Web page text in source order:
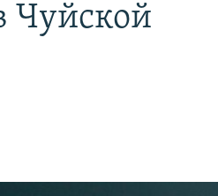
Чуйской